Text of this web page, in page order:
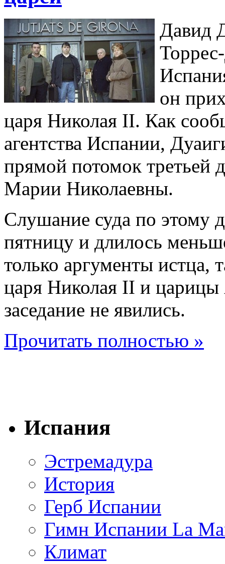
Давид
он
царя Николая II. Как
агентства Испании,
прямой потомок третьей
Марии Николаевны.
Слушание суда по этому
пятницу и длилось
только аргументы истца,
царя Николая II и
заседание не явились.
Прочитать полностью »
Испания
Эстремадура
История
Герб Испании
Гимн Испании La
Климат